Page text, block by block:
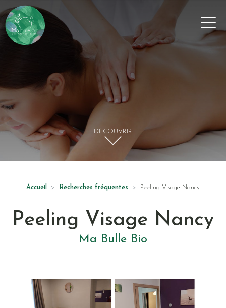
Panneau de gestion des cookies
DÉCOUVRIR
Accueil Recherches fréquentes Peeling Visage Nancy
Peeling Visage Nancy
Ma Bulle Bio